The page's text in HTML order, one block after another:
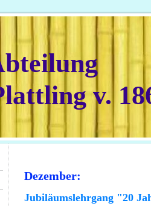
v.
Dezember:
Jubiläumslehrgang "20